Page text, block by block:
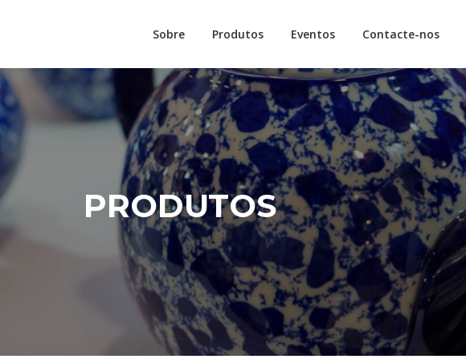
Sobre Produtos Eventos Contacte-nos
PRODUTOS